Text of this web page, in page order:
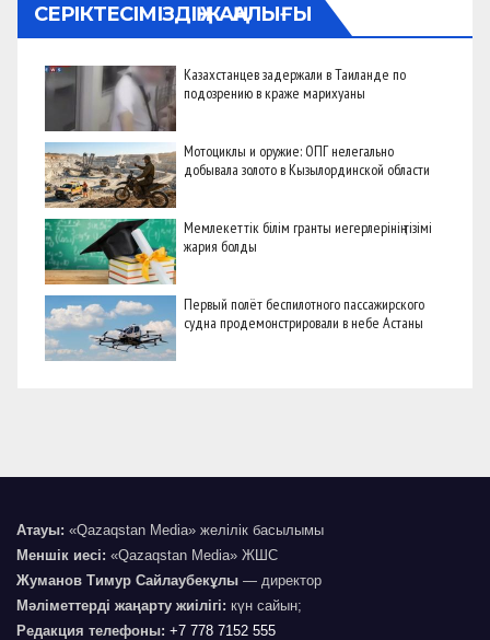
СЕРІКТЕСІМІЗДІҢ ЖАҢАЛЫҒЫ
Казахстанцев задержали в Таиланде по
подозрению в краже марихуаны
Мотоциклы и оружие: ОПГ нелегально
добывала золото в Кызылординской области
Мемлекеттік білім гранты иегерлерінің тізімі
жария болды
Первый полёт беспилотного пассажирского
судна продемонстрировали в небе Астаны
Атауы: «Qazaqstan Media» желілік басылымы
Меншік иесі: «Qazaqstan Media» ЖШС
Жуманов Тимур Сайлаубекұлы — директор
Мәліметтерді жаңарту жиілігі: күн сайын;
Редакция телефоны: +7 778 7152 555